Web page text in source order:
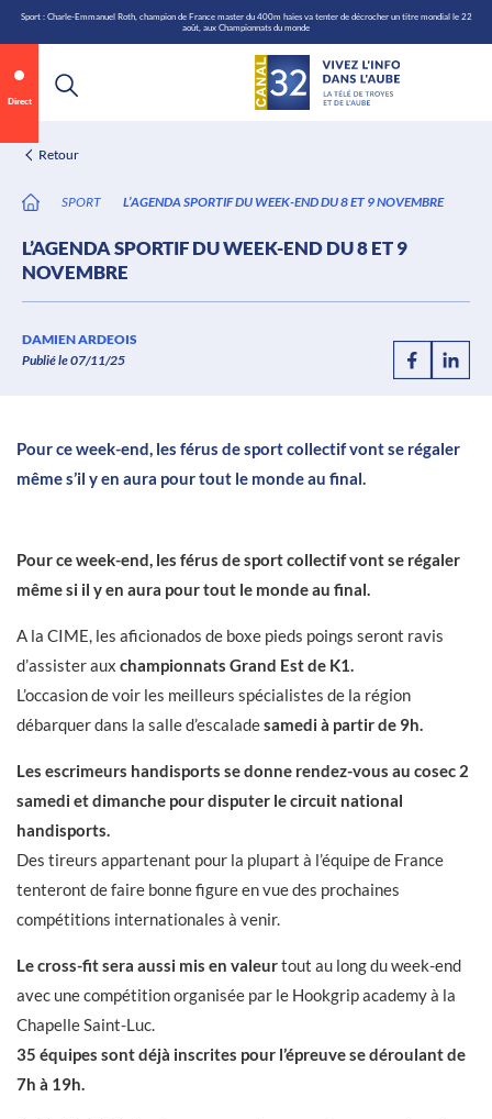
Aller
au
contenu
Sport : Charle-Emmanuel Roth, champion de France master du 400m haies va tenter de décrocher un titre mondial le 22
août, aux Championnats du monde
Direct
Retour
SPORT L’AGENDA SPORTIF DU WEEK-END DU 8 ET 9 NOVEMBRE
L’AGENDA SPORTIF DU WEEK-END DU 8 ET 9
NOVEMBRE
DAMIEN ARDEOIS
Publié le 07/11/25
0:07 / 0:12
Pour ce week-end, les férus de sport collectif vont se régaler
même s’il y en aura pour tout le monde au final.
Pour ce week-end, les férus de sport collectif vont se régaler
même si il y en aura pour tout le monde au final.
A la CIME, les aficionados de boxe pieds poings seront ravis
d’assister aux championnats Grand Est de K1.
L’occasion de voir les meilleurs spécialistes de la région
débarquer dans la salle d’escaladesamedi à partir de 9h.
Les escrimeurs handisports se donne rendez-vous au cosec 2
samedi et dimanche pour disputer le circuit national
handisports.
Des tireurs appartenant pour la plupart à l’équipe de France
tenteront de faire bonne figure en vue des prochaines
compétitions internationales à venir.
Le cross-fit sera aussi mis en valeurtout au long du week-end
avec une compétition organisée par le Hookgrip academy à la
Chapelle Saint-Luc.
35 équipes sont déjà inscrites pour l’épreuve se déroulant de
7h à 19h.